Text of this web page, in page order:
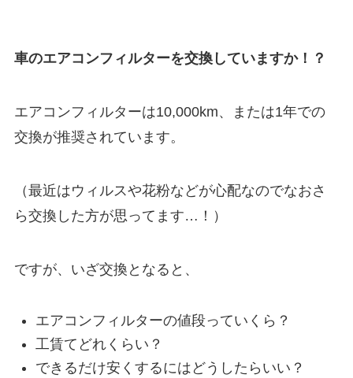
車のエアコンフィルターを交換していますか！？
エアコンフィルターは10,000km、または1年での
交換が推奨されています。
（最近はウィルスや花粉などが心配なのでなおさ
ら交換した方が思ってます…！）
ですが、いざ交換となると、
エアコンフィルターの値段っていくら？
工賃てどれくらい？
できるだけ安くするにはどうしたらいい？